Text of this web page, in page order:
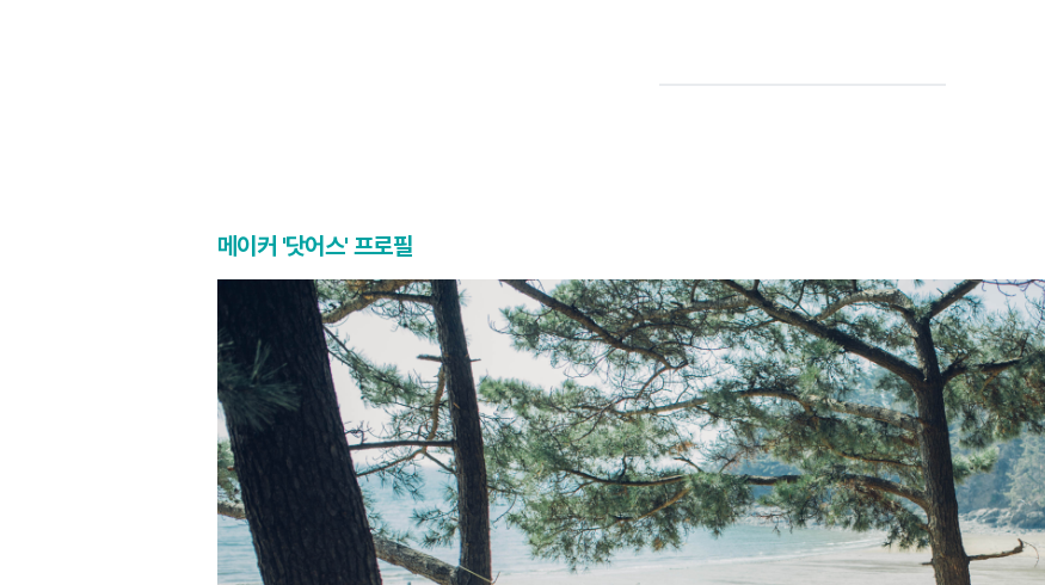
메이커 '닷어스' 프로필